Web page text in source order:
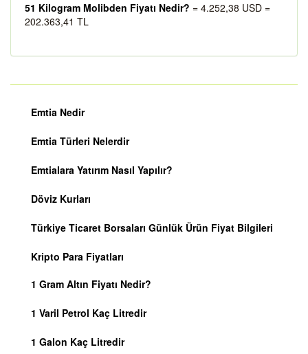
51 Kilogram Molibden Fiyatı Nedir? = 4.252,38 USD =
202.363,41 TL
Emtia Nedir
Emtia Türleri Nelerdir
Emtialara Yatırım Nasıl Yapılır?
Döviz Kurları
Türkiye Ticaret Borsaları Günlük Ürün Fiyat Bilgileri
Kripto Para Fiyatları
1 Gram Altın Fiyatı Nedir?
1 Varil Petrol Kaç Litredir
1 Galon Kaç Litredir